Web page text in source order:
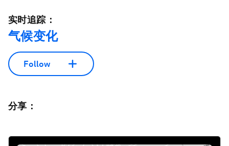
实时追踪：
气候变化
Follow
分享：